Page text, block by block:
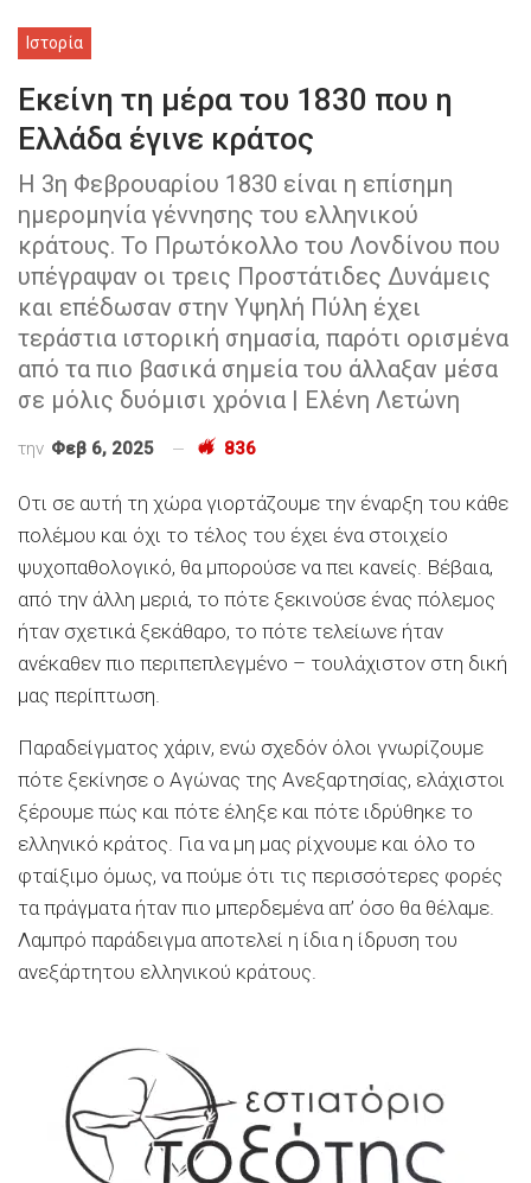
Ιστορία
Εκείνη τη μέρα του 1830 που η
Ελλάδα έγινε κράτος
Η 3η Φεβρουαρίου 1830 είναι η επίσημη
ημερομηνία γέννησης του ελληνικού
κράτους. Το Πρωτόκολλο του Λονδίνου που
υπέγραψαν οι τρεις Προστάτιδες Δυνάμεις
και επέδωσαν στην Υψηλή Πύλη έχει
τεράστια ιστορική σημασία, παρότι ορισμένα
από τα πιο βασικά σημεία του άλλαξαν μέσα
σε μόλις δυόμισι χρόνια | Ελένη Λετώνη
την Φεβ 6, 2025 836
Οτι σε αυτή τη χώρα γιορτάζουμε την έναρξη του κάθε
πολέμου και όχι το τέλος του έχει ένα στοιχείο
ψυχοπαθολογικό, θα μπορούσε να πει κανείς. Βέβαια,
από την άλλη μεριά, το πότε ξεκινούσε ένας πόλεμος
ήταν σχετικά ξεκάθαρο, το πότε τελείωνε ήταν
ανέκαθεν πιο περιπεπλεγμένο – τουλάχιστον στη δική
μας περίπτωση.
Παραδείγματος χάριν, ενώ σχεδόν όλοι γνωρίζουμε
πότε ξεκίνησε ο Αγώνας της Ανεξαρτησίας, ελάχιστοι
ξέρουμε πώς και πότε έληξε και πότε ιδρύθηκε το
ελληνικό κράτος. Για να μη μας ρίχνουμε και όλο το
φταίξιμο όμως, να πούμε ότι τις περισσότερες φορές
τα πράγματα ήταν πιο μπερδεμένα απ’ όσο θα θέλαμε.
Λαμπρό παράδειγμα αποτελεί η ίδια η ίδρυση του
ανεξάρτητου ελληνικού κράτους.